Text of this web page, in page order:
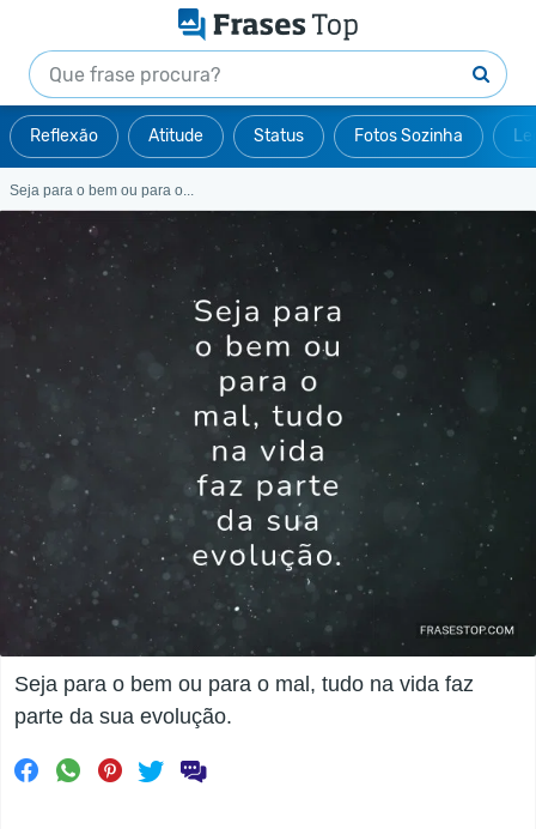
Reflexão Atitude Status Fotos Sozinha
Seja para o bem ou para o...
Seja para o bem ou para o mal, tudo na vida faz
parte da sua evolução.